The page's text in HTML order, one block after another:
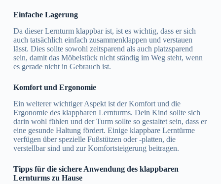
Einfache Lagerung
Da dieser Lernturm klappbar ist, ist es wichtig, dass er sich
auch tatsächlich einfach zusammenklappen und verstauen
lässt. Dies sollte sowohl zeitsparend als auch platzsparend
sein, damit das Möbelstück nicht ständig im Weg steht, wenn
es gerade nicht in Gebrauch ist.
Komfort und Ergonomie
Ein weiterer wichtiger Aspekt ist der Komfort und die
Ergonomie des klappbaren Lernturms. Dein Kind sollte sich
darin wohl fühlen und der Turm sollte so gestaltet sein, dass er
eine gesunde Haltung fördert. Einige klappbare Lerntürme
verfügen über spezielle Fußstützen oder -platten, die
verstellbar sind und zur Komfortsteigerung beitragen.
Tipps für die sichere Anwendung des klappbaren
Lernturms zu Hause